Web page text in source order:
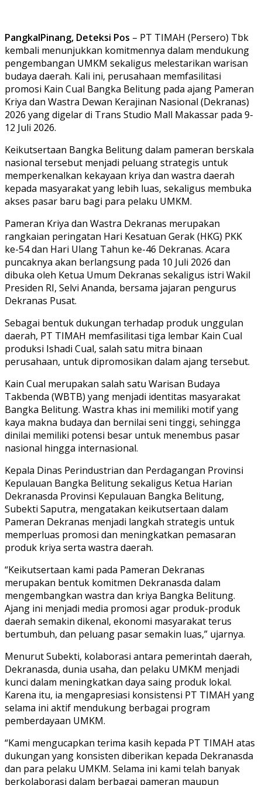
PangkalPinang, Deteksi Pos – PT TIMAH (Persero) Tbk
kembali menunjukkan komitmennya dalam mendukung
pengembangan UMKM sekaligus melestarikan warisan
budaya daerah. Kali ini, perusahaan memfasilitasi
promosi Kain Cual Bangka Belitung pada ajang Pameran
Kriya dan Wastra Dewan Kerajinan Nasional (Dekranas)
2026 yang digelar di Trans Studio Mall Makassar pada 9-
12 Juli 2026.
Keikutsertaan Bangka Belitung dalam pameran berskala
nasional tersebut menjadi peluang strategis untuk
memperkenalkan kekayaan kriya dan wastra daerah
kepada masyarakat yang lebih luas, sekaligus membuka
akses pasar baru bagi para pelaku UMKM.
Pameran Kriya dan Wastra Dekranas merupakan
rangkaian peringatan Hari Kesatuan Gerak (HKG) PKK
ke-54 dan Hari Ulang Tahun ke-46 Dekranas. Acara
puncaknya akan berlangsung pada 10 Juli 2026 dan
dibuka oleh Ketua Umum Dekranas sekaligus istri Wakil
Presiden RI, Selvi Ananda, bersama jajaran pengurus
Dekranas Pusat.
Sebagai bentuk dukungan terhadap produk unggulan
daerah, PT TIMAH memfasilitasi tiga lembar Kain Cual
produksi Ishadi Cual, salah satu mitra binaan
perusahaan, untuk dipromosikan dalam ajang tersebut.
Kain Cual merupakan salah satu Warisan Budaya
Takbenda (WBTB) yang menjadi identitas masyarakat
Bangka Belitung. Wastra khas ini memiliki motif yang
kaya makna budaya dan bernilai seni tinggi, sehingga
dinilai memiliki potensi besar untuk menembus pasar
nasional hingga internasional.
Kepala Dinas Perindustrian dan Perdagangan Provinsi
Kepulauan Bangka Belitung sekaligus Ketua Harian
Dekranasda Provinsi Kepulauan Bangka Belitung,
Subekti Saputra, mengatakan keikutsertaan dalam
Pameran Dekranas menjadi langkah strategis untuk
memperluas promosi dan meningkatkan pemasaran
produk kriya serta wastra daerah.
“Keikutsertaan kami pada Pameran Dekranas
merupakan bentuk komitmen Dekranasda dalam
mengembangkan wastra dan kriya Bangka Belitung.
Ajang ini menjadi media promosi agar produk-produk
daerah semakin dikenal, ekonomi masyarakat terus
bertumbuh, dan peluang pasar semakin luas,” ujarnya.
Menurut Subekti, kolaborasi antara pemerintah daerah,
Dekranasda, dunia usaha, dan pelaku UMKM menjadi
kunci dalam meningkatkan daya saing produk lokal.
Karena itu, ia mengapresiasi konsistensi PT TIMAH yang
selama ini aktif mendukung berbagai program
pemberdayaan UMKM.
“Kami mengucapkan terima kasih kepada PT TIMAH atas
dukungan yang konsisten diberikan kepada Dekranasda
dan para pelaku UMKM. Selama ini kami telah banyak
berkolaborasi dalam berbagai pameran maupun